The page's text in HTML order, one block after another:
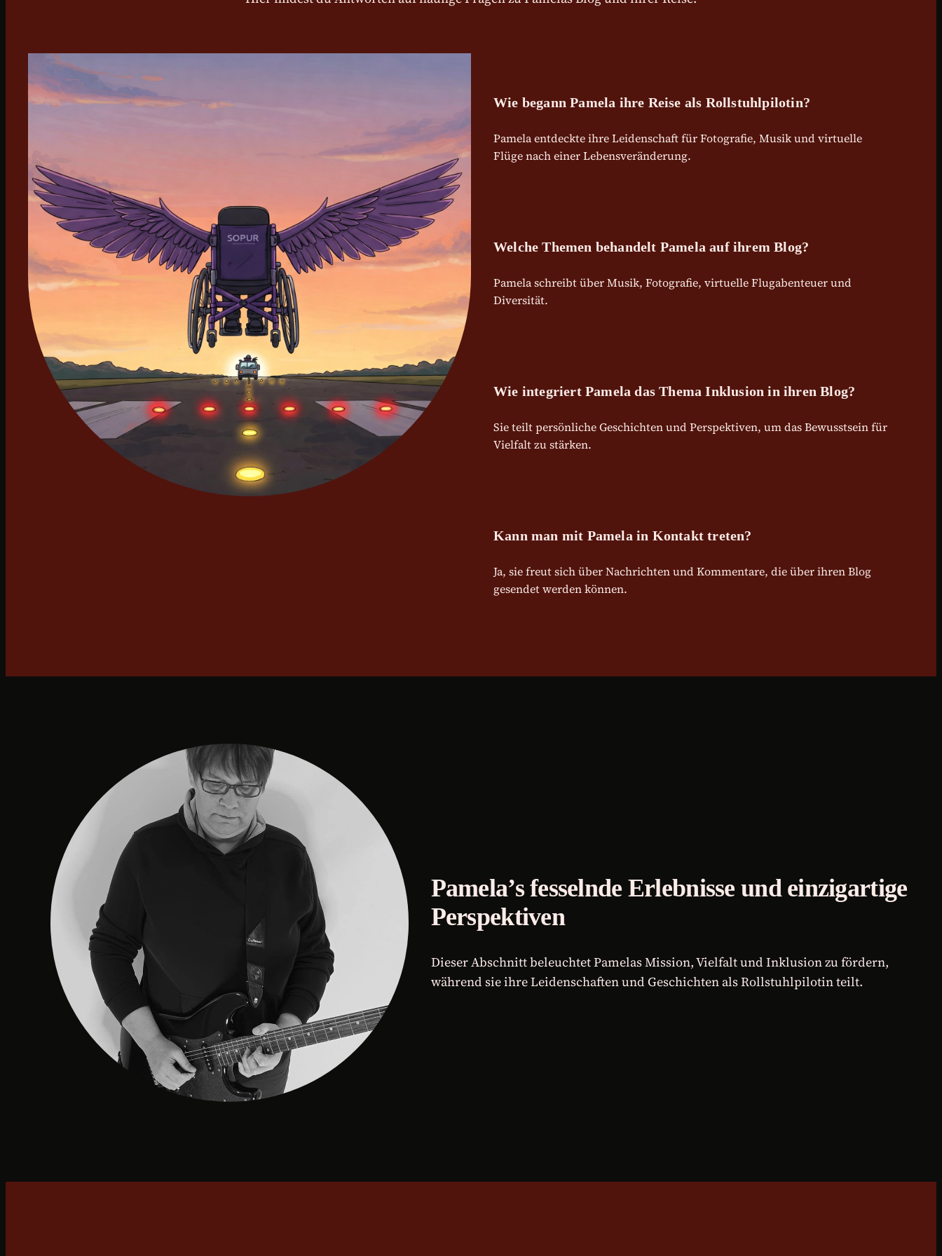
Wie begann Pamela ihre Reise als Rollstuhlpilotin?
Pamela entdeckte ihre Leidenschaft für Fotografie, Musik und virtuelle
Flüge nach einer Lebensveränderung.
Welche Themen behandelt Pamela auf ihrem Blog?
Pamela schreibt über Musik, Fotografie, virtuelle Flugabenteuer und
Diversität.
Wie integriert Pamela das Thema Inklusion in ihren Blog?
Sie teilt persönliche Geschichten und Perspektiven, um das Bewusstsein für
Vielfalt zu stärken.
Kann man mit Pamela in Kontakt treten?
Ja, sie freut sich über Nachrichten und Kommentare, die über ihren Blog
gesendet werden können.
Pamela’s fesselnde Erlebnisse und einzigartige
Perspektiven
Dieser Abschnitt beleuchtet Pamelas Mission, Vielfalt und Inklusion zu fördern,
während sie ihre Leidenschaften und Geschichten als Rollstuhlpilotin teilt.